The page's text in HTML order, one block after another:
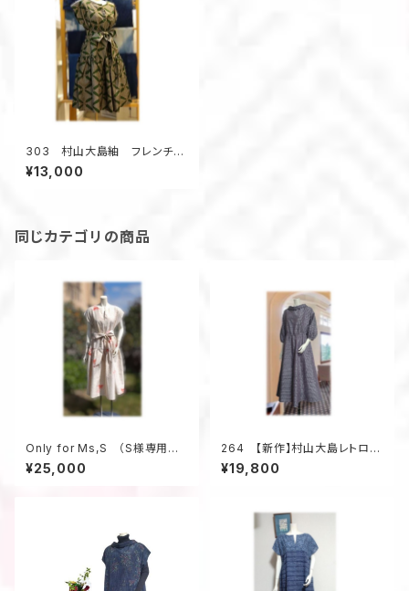
303 村山大島紬 フレンチス
リーブワンピース ローウェス
ト ギャザースカート 番傘模
¥13,000
同じカテゴリの商品
Only for Ms,S （S様専用ペ
ージの為、他のお客様はお買い
求め頂けません）
¥25,000
264 【新作】村山大島レトロな
衿のワンピース（紫・小花柄）
¥19,800